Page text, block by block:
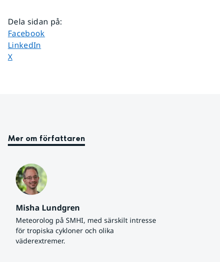
Dela sidan på:
Dela sidan på
Facebook
Dela sidan på
LinkedIn
Dela sidan på
X
Mer om författaren
Misha Lundgren
Meteorolog på SMHI, med särskilt intresse
för tropiska cykloner och olika
väderextremer.